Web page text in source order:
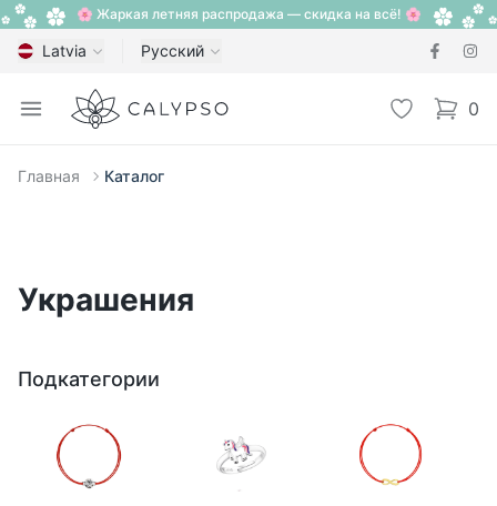
🌸 Жаркая летняя распродажа — скидка на всё! 🌸
Latvia Русский
Open menu
Calypso Избранное
0
items
Главная Каталог
Украшения
Подкатегории